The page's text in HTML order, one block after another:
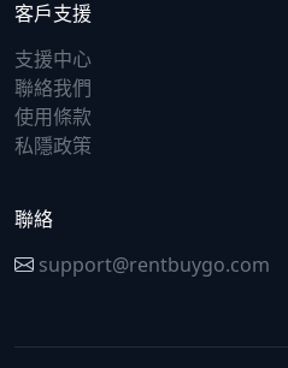
客戶支援
支援中心
聯絡我們
使用條款
私隱政策
聯絡
support@rentbuygo.com